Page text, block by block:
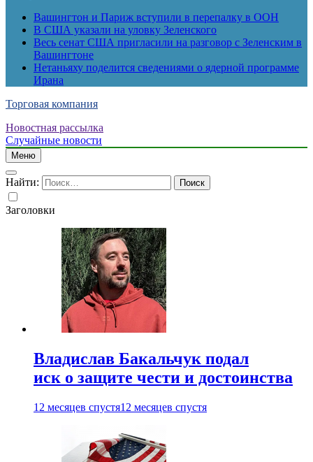
Вашингтон и Париж вступили в перепалку в ООН
В США указали на уловку Зеленского
Весь сенат США пригласили на разговор с Зеленским в
Вашингтоне
Нетаньяху поделится сведениями о ядерной программе
Ирана
Торговая компания
Новостная рассылка
Случайные новости
Меню
Найти:
Заголовки
Владислав Бакальчук подал
иск о защите чести и достоинства
12 месяцев спустя12 месяцев спустя